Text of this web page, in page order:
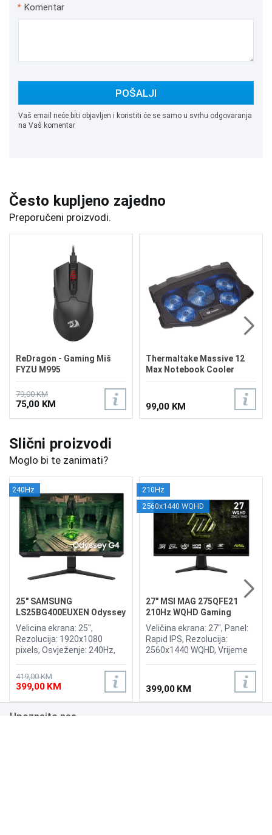
* Komentar
POŠALJI
Vaš email neće biti objavljen i koristiti će se samo u svrhu odgovaranja
na Vaš komentar
Često kupljeno zajedno
Preporučeni proizvodi.
ReDragon - Gaming Miš
FYZU M995
79,00 KM
75,00 KM
Thermaltake Massive 12
Max Notebook Cooler
99,00 KM
Slični proizvodi
Moglo bi te zanimati?
240Hz
25" SAMSUNG
LS25BG400EUXEN Odyssey
G4 240Hz Display
Velicina ekrana: 25",
Rezolucija: 1920x1080
pixels, Osvježenje: 240Hz,
nVidia G-Sync, Osvjetljenje:
400 cd/m², Vrijeme odziva:
1ms, Priključci: 2xHDMI,
Displayport
419,00 KM
399,00 KM
210Hz
2560x1440 WQHD
27" MSI MAG 275QFE21
210Hz WQHD Gaming
Display
Veličina ekrana: 27", Panel:
Rapid IPS, Rezolucija:
2560x1440 WQHD, Vrijeme
210Hz VESA DsiplayHDR
Brightness: 300 cd/m2,
Priključci: 2xHDMI 2.0b, 1xDP
399,00 KM
Upoznajte nas